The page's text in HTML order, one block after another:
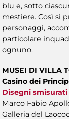
blu e, sotto
mestiere. Così si
personaggi,
particolare
ognuno.
MUSEI DI VILLA
Casino dei
Disegni smisurati
Marco Fabio
Galleria del